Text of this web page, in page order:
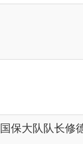
国保大队队长修